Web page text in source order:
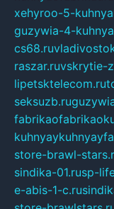
xehyroo-5-
guzywia-4-
cs68.ru
raszar.ruvskrytie-
lipetsktelecom.ru
seksuzb.ru
store-brawl-
sindika-01.rusp-
e-abis-1-c.ru